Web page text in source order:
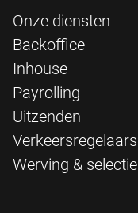
Onze diensten
Backoffice
Inhouse
Payrolling
Uitzenden
Verkeersregelaars
Werving & selectie